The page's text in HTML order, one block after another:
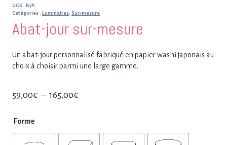
UGS : N/A
Catégories : Luminaires, Sur-mesure
Abat-jour sur-mesure
Un abat-jour personnalisé fabriqué en papier washi japonais au
choix à choisir parmi une large gamme.
59,00€ – 165,00€
59,00€
Forme